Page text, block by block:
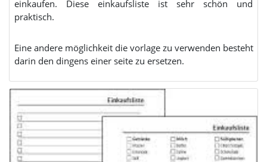
einkaufen. Diese einkaufsliste ist sehr schön und
praktisch.
Eine andere möglichkeit die vorlage zu verwenden besteht
darin den dingens einer seite zu ersetzen.